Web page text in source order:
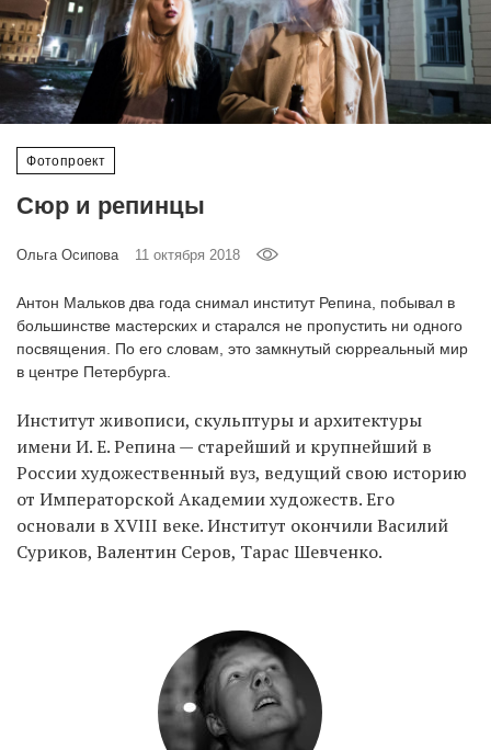
Фотопроект
Сюр и репинцы
Ольга Осипова 11 октября 2018
Антон Мальков два года снимал институт Репина, побывал в
большинстве мастерских и старался не пропустить ни одного
посвящения. По его словам, это замкнутый сюрреальный мир
в центре Петербурга.
Институт живописи, скульптуры и архитектуры
имени И. Е. Репина — старейший и крупнейший в
России художественный вуз, ведущий свою историю
от Императорской Академии художеств. Его
основали в XVIII веке. Институт окончили Василий
Суриков, Валентин Серов, Тарас Шевченко.